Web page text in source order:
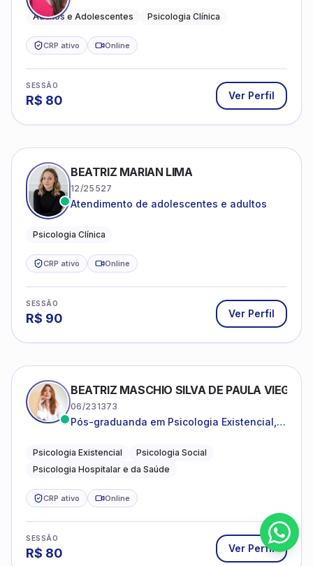
Adultos e Adolescentes Psicologia Clínica
CRP ativo Online
SESSÃO
R$ 80 Ver Perfil
BEATRIZ MARIAN LIMA
12/25527
Atendimento de adolescentes e adultos
Psicologia Clínica
CRP ativo Online
SESSÃO
R$ 90 Ver Perfil
BEATRIZ MASCHIO SILVA DE PAULA VIEGAS
06/231373
Pós-graduanda em Psicologia Existencial,
da Saúde.
Psicologia Existencial
Psicologia Social
Psicologia Hospitalar e da Saúde
CRP ativo Online
SESSÃO
R$ 80 Ver Perfil